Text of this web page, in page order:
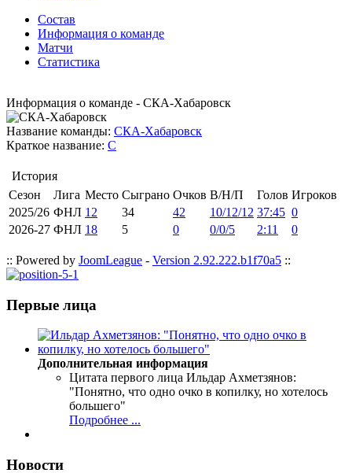
Состав
Информация о команде
Матчи
Статистика
Информация о команде - СКА-Хабаровск
Название команды: СКА-Хабаровск
Краткое название: С
История
Сезон
Лига Место Сыграно Очков В/Н/П Голов Игроков
2025/26 ФНЛ 12 34 42 10/12/12 37:45 0
2026-27 ФНЛ 18 5 0 0/0/5 2:11 0
:: Powered by JoomLeague - Version 2.92.222.b1f70a5 ::
Первые лица
Дополнительная информация
Цитата первого лица Ильдар Ахметзянов:
"Понятно, что одно очко в копилку, но хотелось
большего"
Подробнее ...
Новости